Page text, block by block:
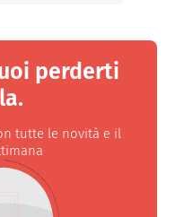
perderti
tutte le novità e il